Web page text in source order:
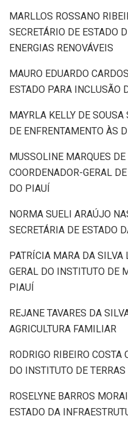
MARLLOS ROSSANO
SECRETÁRIO DE ESTADO
ENERGIAS RENOVÁVEIS
MAURO EDUARDO
ESTADO PARA INCLUSÃO
MAYRLA KELLY DE
DE ENFRENTAMENTO ÀS
MUSSOLINE MARQUES DE
COORDENADOR-GERAL
DO PIAUÍ
NORMA SUELI ARAÚJO
SECRETÁRIA DE ESTADO
PATRÍCIA MARA DA
GERAL DO INSTITUTO DE
PIAUÍ
REJANE TAVARES DA
AGRICULTURA FAMILIAR
RODRIGO RIBEIRO COSTA
DO INSTITUTO DE
ROSELYNE BARROS
ESTADO DA